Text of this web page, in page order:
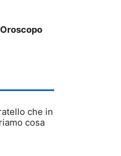
Oroscopo
che in
cosa